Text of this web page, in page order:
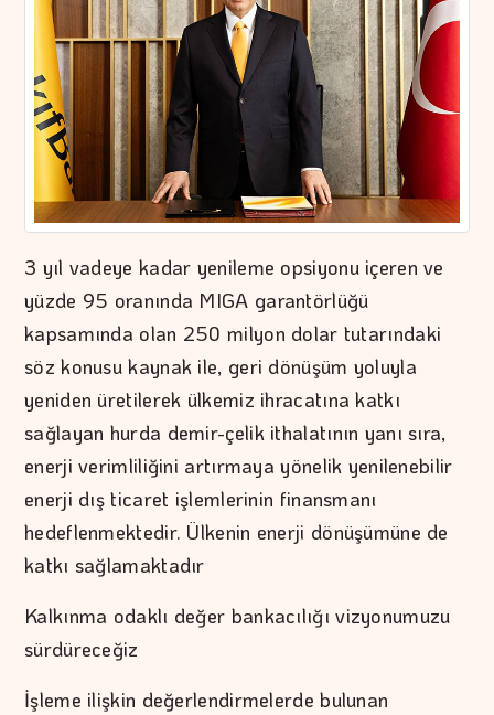
3 yıl vadeye kadar yenileme opsiyonu içeren ve
yüzde 95 oranında MIGA garantörlüğü
kapsamında olan 250 milyon dolar tutarındaki
söz konusu kaynak ile, geri dönüşüm yoluyla
yeniden üretilerek ülkemiz ihracatına katkı
sağlayan hurda demir-çelik ithalatının yanı sıra,
enerji verimliliğini artırmaya yönelik yenilenebilir
enerji dış ticaret işlemlerinin finansmanı
hedeflenmektedir. Ülkenin enerji dönüşümüne de
katkı sağlamaktadır
Kalkınma odaklı değer bankacılığı vizyonumuzu
sürdüreceğiz
İşleme ilişkin değerlendirmelerde bulunan